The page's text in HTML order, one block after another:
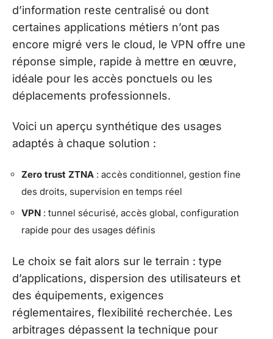
d’information reste centralisé ou dont
certaines applications métiers n’ont pas
encore migré vers le cloud, le VPN offre une
réponse simple, rapide à mettre en œuvre,
idéale pour les accès ponctuels ou les
déplacements professionnels.
Voici un aperçu synthétique des usages
adaptés à chaque solution :
Zero trust ZTNA : accès conditionnel, gestion fine
des droits, supervision en temps réel
VPN : tunnel sécurisé, accès global, configuration
rapide pour des usages définis
Le choix se fait alors sur le terrain : type
d’applications, dispersion des utilisateurs et
des équipements, exigences
réglementaires, flexibilité recherchée. Les
arbitrages dépassent la technique pour